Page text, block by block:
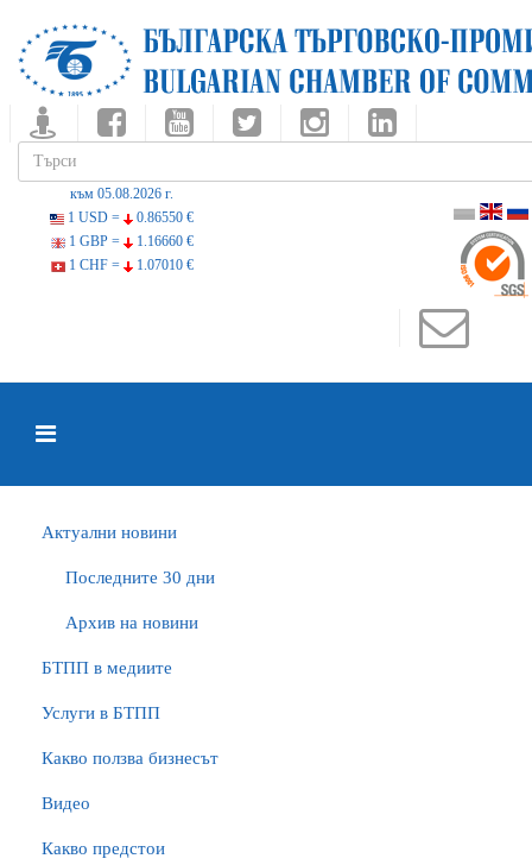
към 05.08.2026 г.
1 USD =
0.86550 €
1 GBP =
1.16660 €
1 CHF =
1.07010 €
Актуални новини
Последните 30 дни
Архив на новини
БTПП в медиите
Услуги в БТПП
Какво ползва бизнесът
Видео
Какво предстои